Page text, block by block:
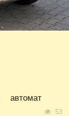
автомат
53